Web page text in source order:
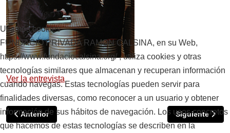
Ver la entrevista
Artículo anterior: Rueda de prensa en el Palau Robert, el 23
Anterior Artículo
Siguiente
Usamos cookies
FUNDACIO PRIVADA RAMON CALSINA, en su Web,
https://www.fundaciocalsina.org/ , utiliza cookies y otras
tecnologías similares que almacenan y recuperan información
cuando navegas. Estas tecnologías pueden servir para
finalidades diversas, como reconocer a un usuario y obtener
información de sus hábitos de navegación. Los usos concretos
que hacemos de estas tecnologías se describen en la